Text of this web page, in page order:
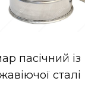
пасічний із
сталі